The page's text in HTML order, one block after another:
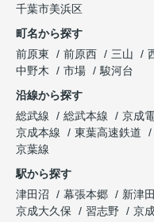
千葉市美浜区
町名から探す
前原東
前原西 三山
中野木
市場
駿河台
沿線から探す
総武線
総武本線 京成
京成本線
東葉高速鉄道
京葉線
駅から探す
津田沼
幕張本郷 新津
京成大久保
習志野 京